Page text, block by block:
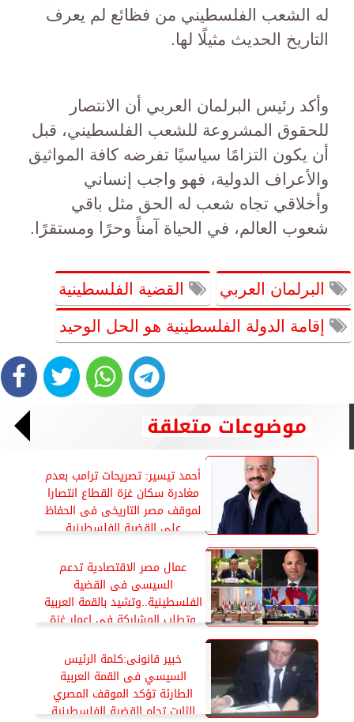
له الشعب الفلسطيني من فظائع لم يعرف
التاريخ الحديث مثيلًا لها.
وأكد رئيس البرلمان العربي أن الانتصار
للحقوق المشروعة للشعب الفلسطيني، قبل
أن يكون التزامًا سياسيًا تفرضه كافة المواثيق
والأعراف الدولية، فهو واجب إنساني
وأخلاقي تجاه شعب له الحق مثل باقي
شعوب العالم، في الحياة آمناً وحرًا ومستقرًا.
البرلمان العربي القضية الفلسطينية
إقامة الدولة الفلسطينية هو الحل الوحيد
موضوعات متعلقة
أحمد تيسير: تصريحات ترامب بعدم
مغادرة سكان غزة القطاع انتصارا
لموقف مصر التاريخى فى الحفاظ
على القضية الفلسطينية
عمال مصر الاقتصادية تدعم
السيسى فى القضية
الفلسطينية..وتشيد بالقمة العربية
وتطلب المشاركة في إعمار غزة
خبير قانونى:كلمة الرئيس
السيسي فى القمة العربية
الطارئة تؤكد الموقف المصري
الثابت تجاه القضية الفلسطينية